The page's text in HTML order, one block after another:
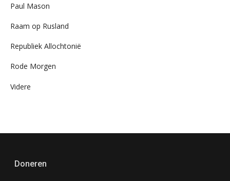
Paul Mason
Raam op Rusland
Republiek Allochtonië
Rode Morgen
Videre
Doneren